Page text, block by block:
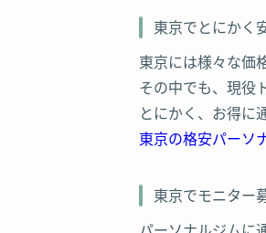
東京でとにかく
東京には様々な価
その中でも、現役
とにかく、お得に
東京の格安パーソ
東京でモニター